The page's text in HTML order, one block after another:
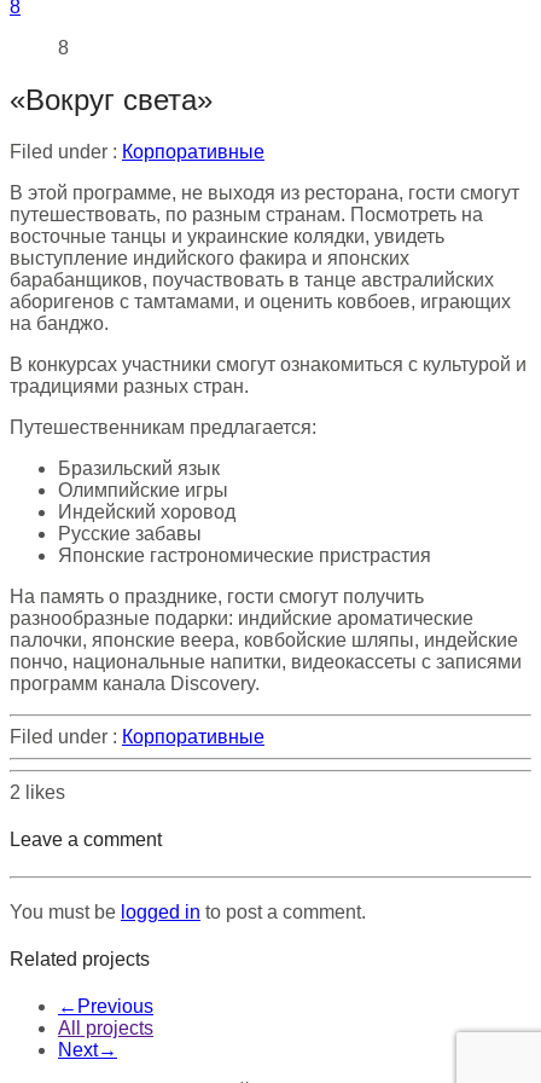
8
8
«Вокруг света»
Filed under : Корпоративные
В этой программе, не выходя из ресторана, гости смогут
путешествовать, по разным странам. Посмотреть на
восточные танцы и украинские колядки, увидеть
выступление индийского факира и японских
барабанщиков, поучаствовать в танце австралийских
аборигенов с тамтамами, и оценить ковбоев, играющих
на банджо.
В конкурсах участники смогут ознакомиться с культурой и
традициями разных стран.
Путешественникам предлагается:
Бразильский язык
Олимпийские игры
Индейский хоровод
Русские забавы
Японские гастрономические пристрастия
На память о празднике, гости смогут получить
разнообразные подарки: индийские ароматические
палочки, японские веера, ковбойские шляпы, индейские
пончо, национальные напитки, видеокассеты с записями
программ канала Discovery.
Filed under : Корпоративные
2 likes
Leave a comment
You must be logged in to post a comment.
Related projects
← Previous
All projects
Next→